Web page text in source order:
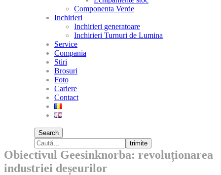
Componenta Verde
Inchirieri
Inchirieri generatoare
Inchirieri Turnuri de Lumina
Service
Compania
Stiri
Brosuri
Foto
Cariere
Contact
Search
trimite
Obiectivul Geesinknorba: revoluționarea
industriei deșeurilor